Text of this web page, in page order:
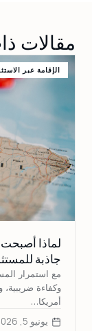
مقالات
الإقامة عبر
لماذا أصبحت
جاذبة
مع استمرار
وكفاءة ضريبية،
أمريكا…
يونيو 5, 2026